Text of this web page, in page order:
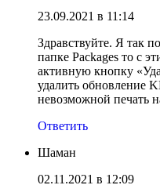
23.09.2021 в 11:14
Здравствуйте. Я так
папке Packages то с
активную кнопку
удалить обновление
невозможной печать
Ответить
Шаман
02.11.2021 в 12:09